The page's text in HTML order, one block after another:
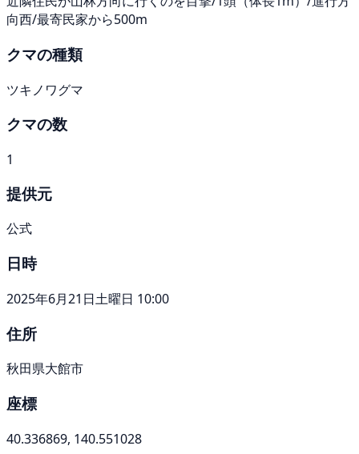
向西/最寄民家から500m
クマの種類
ツキノワグマ
クマの数
1
提供元
公式
日時
2025年6月21日土曜日 10:00
住所
秋田県大館市
座標
40.336869, 140.551028